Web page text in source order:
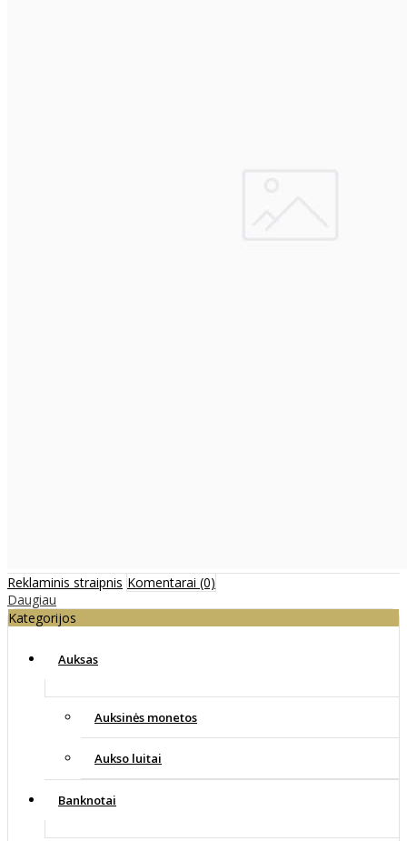
Reklaminis straipnis Komentarai (0)
Daugiau
Kategorijos
Auksas
Auksinės monetos
Aukso luitai
Banknotai